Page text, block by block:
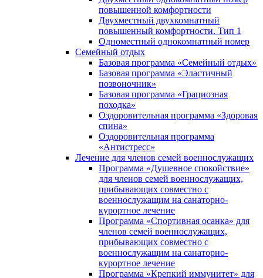
повышенной комфортности
Двухместный двухкомнатный
повышенный комфортности. Тип 1
Одноместный однокомнатный номер
Семейный отдых
Базовая программа «Семейный отдых»
Базовая программа «Эластичный
позвоночник»
Базовая программа «Грациозная
походка»
Оздоровительная программа «Здоровая
спина»
Оздоровительная программа
«Антистресс»
Лечение для членов семей военнослужащих
Программа «Душевное спокойствие»
для членов семей военнослужащих,
прибывающих совместно с
военнослужащим на санаторно-
курортное лечение
Программа «Спортивная осанка» для
членов семей военнослужащих,
прибывающих совместно с
военнослужащим на санаторно-
курортное лечение
Программа «Крепкий иммунитет» для